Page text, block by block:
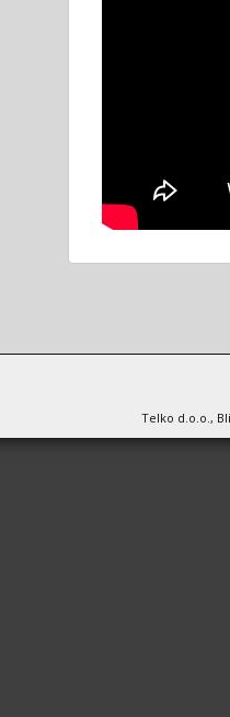
Telko d.o.o.,